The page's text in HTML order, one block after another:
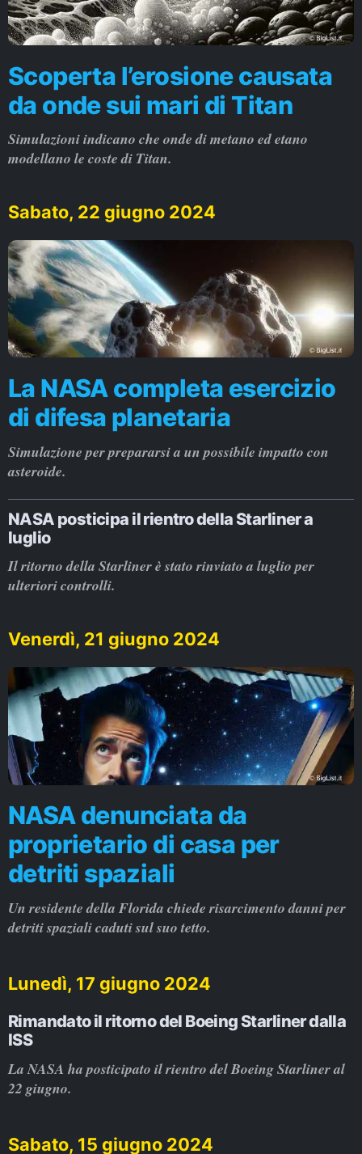
Scoperta l’erosione causata
da onde sui mari di Titan
Simulazioni indicano che onde di metano ed etano
modellano le coste di Titan.
Sabato, 22 giugno 2024
La NASA completa esercizio
di difesa planetaria
Simulazione per prepararsi a un possibile impatto con
asteroide.
NASA posticipa il rientro della Starliner a
luglio
Il ritorno della Starliner è stato rinviato a luglio per
ulteriori controlli.
Venerdì, 21 giugno 2024
NASA denunciata da
proprietario di casa per
detriti spaziali
Un residente della Florida chiede risarcimento danni per
detriti spaziali caduti sul suo tetto.
Lunedì, 17 giugno 2024
Rimandato il ritorno del Boeing Starliner dalla
ISS
La NASA ha posticipato il rientro del Boeing Starliner al
22 giugno.
Sabato, 15 giugno 2024